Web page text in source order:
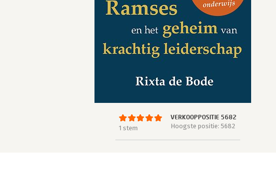
1 stem
VERKOOPPOSITIE 5682
Hoogste positie: 5682